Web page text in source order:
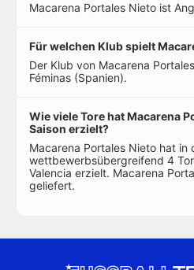
Macarena Portales Nieto ist
Für welchen Klub spielt
Der Klub von Macarena
Féminas (Spanien).
Wie viele Tore hat Macarena
Saison erzielt?
Macarena Portales Nieto hat in
wettbewerbsübergreifend 4
Valencia erzielt. Macarena
geliefert.